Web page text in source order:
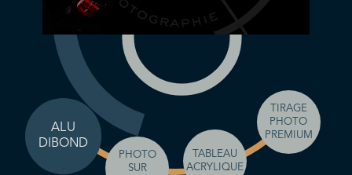
ALU
DIBOND
PHOTO
SUR
TABLEAU
ACRYLIQUE
TIRAGE
PHOTO
PREMIUM